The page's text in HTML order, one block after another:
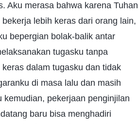
Aku merasa bahwa karena Tuhan
lebih keras dari orang lain,
bepergian bolak-balik antar
tugasku tanpa
dalam tugasku dan tidak
di masa lalu dan masih
pekerjaan penginjilan
baru bisa menghadiri